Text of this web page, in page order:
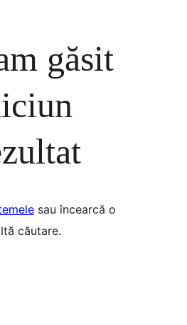
găsit
sau încearcă o
căutare.